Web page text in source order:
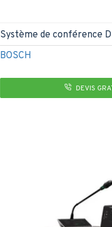
BOSCH
Système de conférence
DEVIS